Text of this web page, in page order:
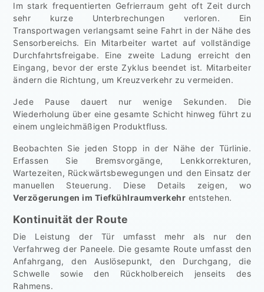
Im stark frequentierten Gefrierraum geht oft Zeit durch
sehr kurze Unterbrechungen verloren. Ein
Transportwagen verlangsamt seine Fahrt in der Nähe des
Sensorbereichs. Ein Mitarbeiter wartet auf vollständige
Durchfahrtsfreigabe. Eine zweite Ladung erreicht den
Eingang, bevor der erste Zyklus beendet ist. Mitarbeiter
ändern die Richtung, um Kreuzverkehr zu vermeiden.
Jede Pause dauert nur wenige Sekunden. Die
Wiederholung über eine gesamte Schicht hinweg führt zu
einem ungleichmäßigen Produktfluss.
Beobachten Sie jeden Stopp in der Nähe der Türlinie.
Erfassen Sie Bremsvorgänge, Lenkkorrekturen,
Wartezeiten, Rückwärtsbewegungen und den Einsatz der
manuellen Steuerung. Diese Details zeigen, wo
Verzögerungen im Tiefkühlraumverkehr entstehen.
Kontinuität der Route
Die Leistung der Tür umfasst mehr als nur den
Verfahrweg der Paneele. Die gesamte Route umfasst den
Anfahrgang, den Auslösepunkt, den Durchgang, die
Schwelle sowie den Rückholbereich jenseits des
Rahmens.